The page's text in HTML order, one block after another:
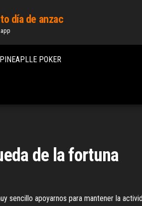
día de anzac
POKER
de la fortuna
sencillo apoyarnos para mantener la